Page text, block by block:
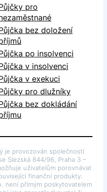
pro
bez doložení
po insolvenci
v insolvenci
v exekuci
pro dlužníky
bez dokládání
je provozován společností
Slezská 844/96, Praha 3 –
uživatelům porovnávat
finanční produkty.
není přímým poskytovatelem